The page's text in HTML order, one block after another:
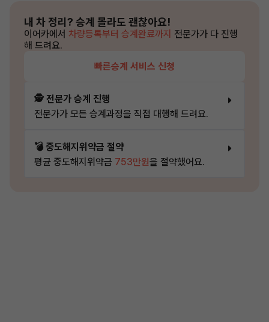
내 차 정리? 승계 몰라도 괜찮아요!
이어카에서 차량등록부터 승계완료까지 전문가가 다 진행
해 드려요.
빠른승계 서비스 신청
🕵️ 전문가 승계 진행
전문가가 모든 승계과정을 직접 대행해 드려요.
💣 중도해지위약금 절약
평균 중도해지위약금 753만원을 절약했어요.